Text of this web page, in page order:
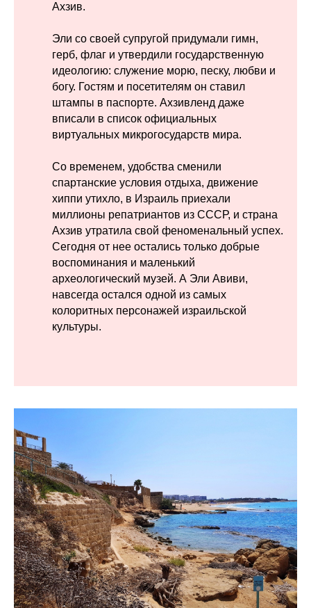
Ахзив.
Эли со своей супругой придумали гимн,
герб, флаг и утвердили государственную
идеологию: служение морю, песку, любви и
богу. Гостям и посетителям он ставил
штампы в паспорте. Ахзивленд даже
вписали в список официальных
виртуальных микрогосударств мира.
Со временем, удобства сменили
спартанские условия отдыха, движение
хиппи утихло, в Израиль приехали
миллионы репатриантов из СССР, и страна
Ахзив утратила свой феноменальный успех.
Сегодня от нее остались только добрые
воспоминания и маленький
археологический музей. А Эли Авиви,
навсегда остался одной из самых
колоритных персонажей израильской
культуры.